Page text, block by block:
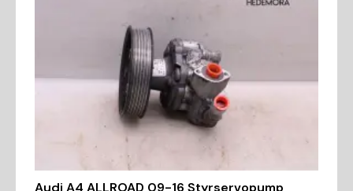
Audi A4 ALLROAD 09-16 Styrservopump